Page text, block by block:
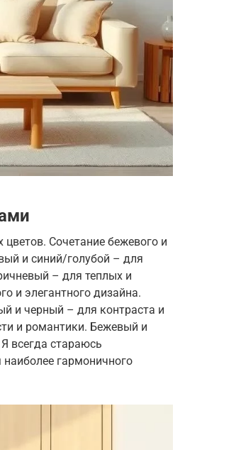
Сочетание бежевого и
и синий/голубой – для
– для теплых и
и элегантного дизайна.
и черный – для контраста и
и романтики. Бежевый и
всегда стараюсь
наиболее гармоничного